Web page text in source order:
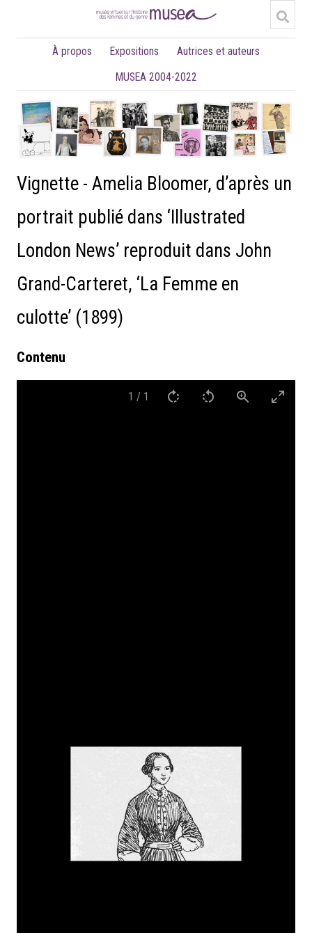
À propos Expositions
Autrices et auteurs
MUSEA 2004-2022
Vignette - Amelia Bloomer, d’après un
portrait publié dans ‘Illustrated
London News’ reproduit dans John
Grand-Carteret, ‘La Femme en
culotte’ (1899)
Contenu
1 / 1